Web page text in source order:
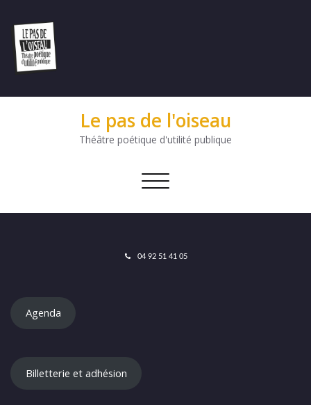
Le pas de l'oiseau
Théâtre poétique d'utilité publique
Afficher/masquer
navigation
04 92 51 41 05
Agenda
Billetterie et adhésion